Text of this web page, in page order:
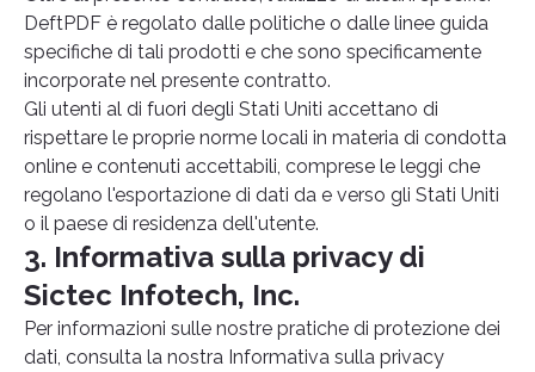
DeftPDF è regolato dalle politiche o dalle linee guida
specifiche di tali prodotti e che sono specificamente
incorporate nel presente contratto.
Gli utenti al di fuori degli Stati Uniti accettano di
rispettare le proprie norme locali in materia di condotta
online e contenuti accettabili, comprese le leggi che
regolano l'esportazione di dati da e verso gli Stati Uniti
o il paese di residenza dell'utente.
3. Informativa sulla privacy di
Sictec Infotech, Inc.
Per informazioni sulle nostre pratiche di protezione dei
dati, consulta la nostra Informativa sulla privacy